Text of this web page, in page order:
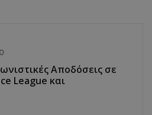
Αποδόσεις σε
League και